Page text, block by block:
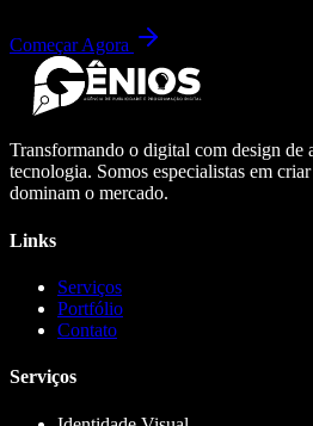
Começar Agora
Transformando o digital com design de
tecnologia. Somos especialistas em
dominam o mercado.
Links
Serviços
Portfólio
Contato
Serviços